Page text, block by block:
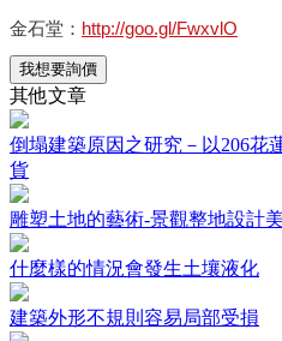
金石堂： http://goo.gl/FwxvlO
我想要詢價
其他文章
倒塌建築原因之研究－以206花
貨
雕塑土地的藝術-景觀整地設計
什麼樣的情況會發生土壤液化
建築外形不規則容易局部受損